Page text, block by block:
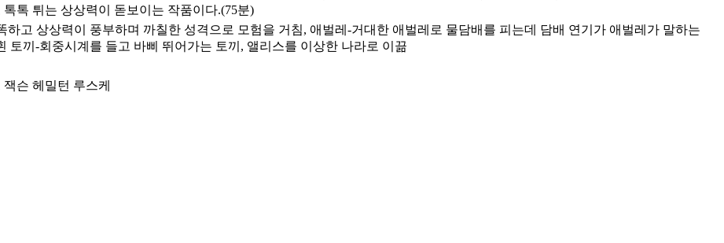
톡 튀는 상상력이 돋보이는 작품이다.(75분)
하고 상상력이 풍부하며 까칠한 성격으로 모험을 거침, 애벌레-거대한 애벌레로 물담배를 피는데 담배 연기가 애벌레가 말하는
토끼-회중시계를 들고 바삐 뛰어가는 토끼, 앨리스를 이상한 나라로 이끎
슨 헤밀턴 루스케